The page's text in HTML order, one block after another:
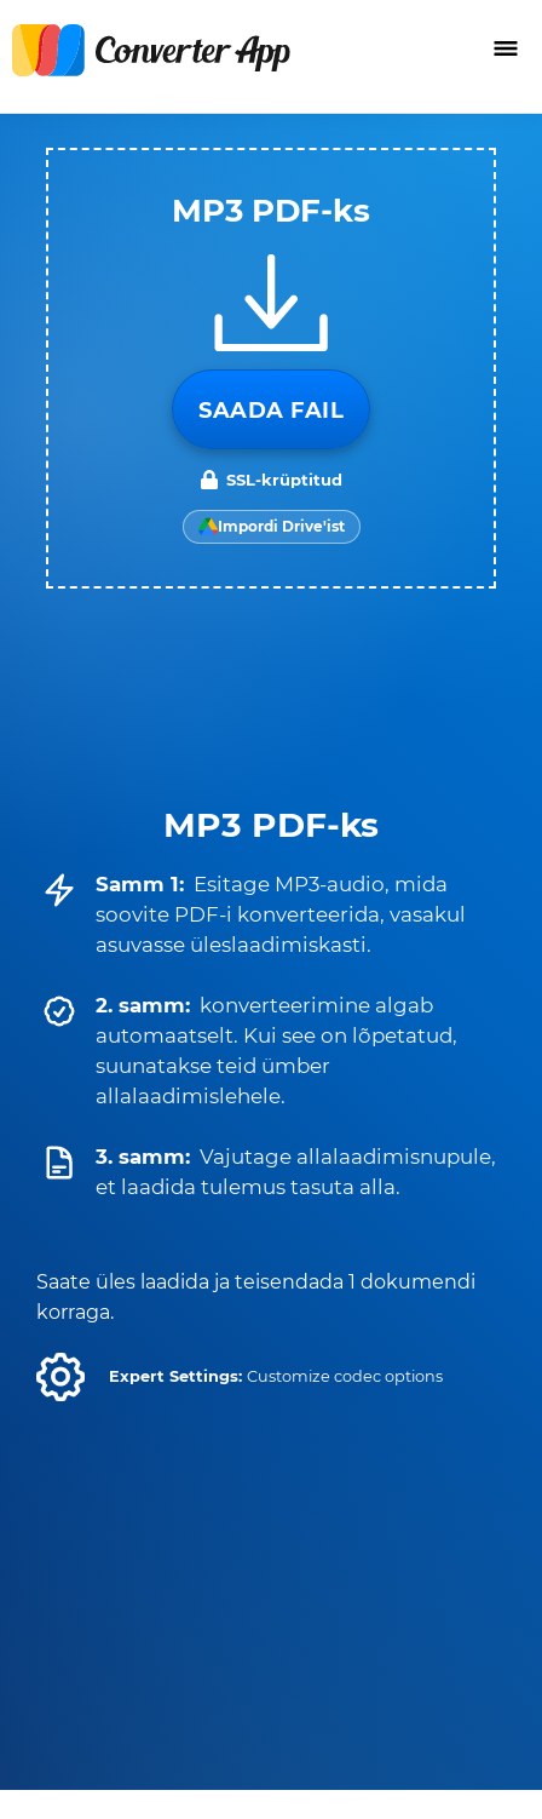
MP3 PDF-ks
Samm 1: Esitage MP3-audio, mida
soovite PDF-i konverteerida, vasakul
asuvasse üleslaadimiskasti.
2. samm: konverteerimine algab
automaatselt. Kui see on lõpetatud,
suunatakse teid ümber
allalaadimislehele.
3. samm: Vajutage allalaadimisnupule,
et laadida tulemus tasuta alla.
Saate üles laadida ja teisendada 1 dokumendi
korraga.
Expert Settings: Customize codec options
MP3 PDF-ks
SAADA FAIL
SSL-krüptitud
Impordi Drive'ist